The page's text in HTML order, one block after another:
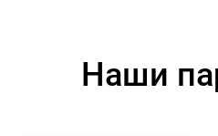
Наши